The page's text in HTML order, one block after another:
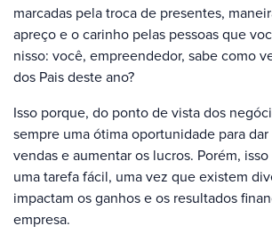
marcadas pela troca de presentes,
apreço e o carinho pelas pessoas que
nisso: você, empreendedor, sabe como
dos Pais deste ano?
Isso porque, do ponto de vista dos
sempre uma ótima oportunidade para dar
vendas e aumentar os lucros. Porém,
uma tarefa fácil, uma vez que existem
impactam os ganhos e os resultados
empresa.